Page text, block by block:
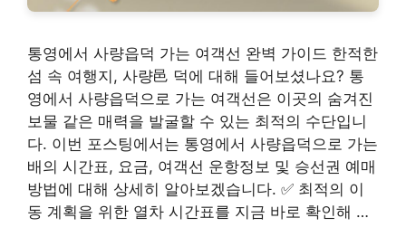
통영에서 사량읍덕 가는 여객선 완벽 가이드 한적한
섬 속 여행지, 사량邑 덕에 대해 들어보셨나요? 통
영에서 사량읍덕으로 가는 여객선은 이곳의 숨겨진
보물 같은 매력을 발굴할 수 있는 최적의 수단입니
다. 이번 포스팅에서는 통영에서 사량읍덕으로 가는
배의 시간표, 요금, 여객선 운항정보 및 승선권 예매
방법에 대해 상세히 알아보겠습니다. ✅ 최적의 이
동 계획을 위한 열차 시간표를 지금 바로 확인해 …